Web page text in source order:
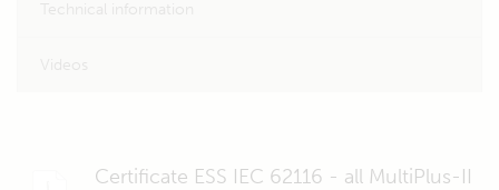
Certificate ESS IEC 62116 - all MultiPlus-II